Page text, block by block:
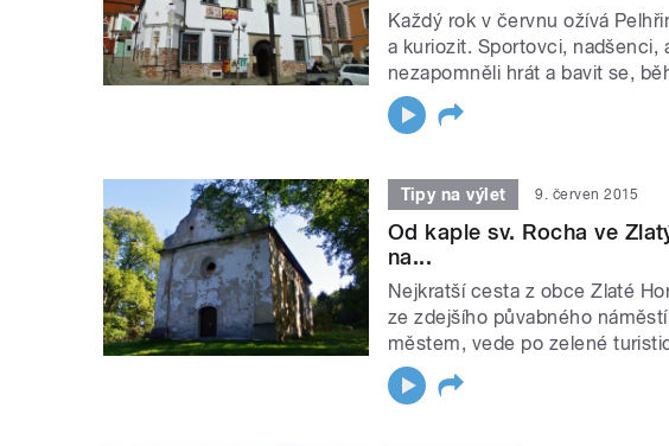
Každý rok v červnu ožívá
a kuriozit. Sportovci, nadšenci,
nezapomněli hrát a bavit se,
Tipy na výlet 9. červen 2015
Od kaple sv. Rocha ve
na...
Nejkratší cesta z obce Zlaté
ze zdejšího půvabného
městem, vede po zelené